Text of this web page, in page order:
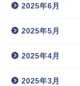
2025年6月
2025年5月
2025年4月
2025年3月